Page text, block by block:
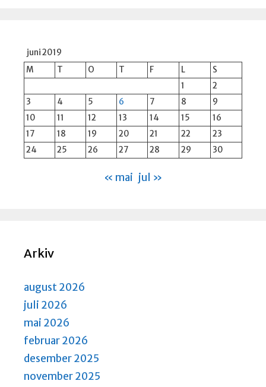
juni 2019
M
T O T F L
S
1
2
3
4 5 6 7 8
9
10
11 12 13 14 15
16
17
18 19 20 21 22
23
24
25 26 27 28 29 30
« mai jul »
Arkiv
august 2026
juli 2026
mai 2026
februar 2026
desember 2025
november 2025